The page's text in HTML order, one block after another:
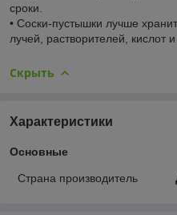
сроки.
• Соски-пустышки лучше
лучей, растворителей, кислот
Скрыть
Характеристики
Основные
Страна производитель